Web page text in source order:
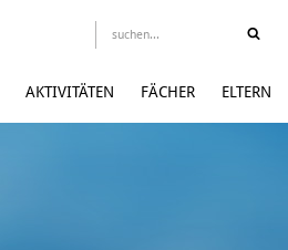
AKTIVITÄTEN FÄCHER ELTERN